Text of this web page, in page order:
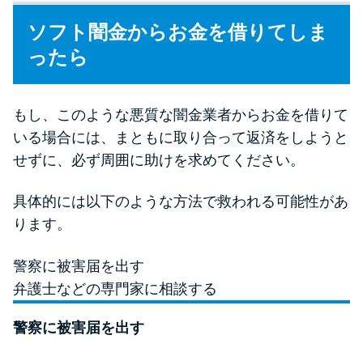
ソフト闇金からお金を借りてしま
ったら
もし、このような悪質な闇金業者からお金を借りて
いる場合には、まともに取り合って返済をしようと
せずに、必ず周囲に助けを求めてください。
具体的には以下のような方法で救われる可能性があ
ります。
警察に被害届を出す
弁護士などの専門家に相談する
警察に被害届を出す